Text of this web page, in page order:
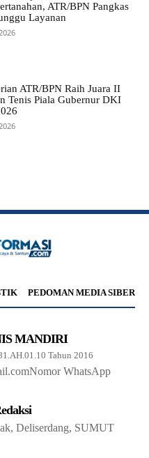
ATR/BPN Pangkas
Layanan
ATR/BPN Raih Juara II
Tenis Piala Gubernur DKI
PEDOMAN MEDIA SIBER
MANDIRI
Tahun 2016
Nomor WhatsApp
Deliserdang, SUMUT